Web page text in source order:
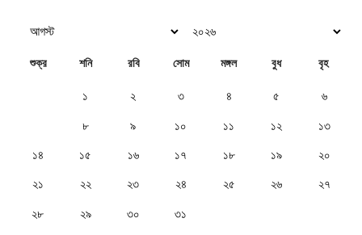
শুক্র শনি রবি সোম মঙ্গল বুধ বৃহ
১ ২ ৩ ৪ ৫ ৬
৮ ৯ ১০ ১১ ১২ ১৩
১৪ ১৫ ১৬ ১৭ ১৮ ১৯ ২০
২১ ২২ ২৩ ২৪ ২৫ ২৬ ২৭
২৮ ২৯ ৩০ ৩১